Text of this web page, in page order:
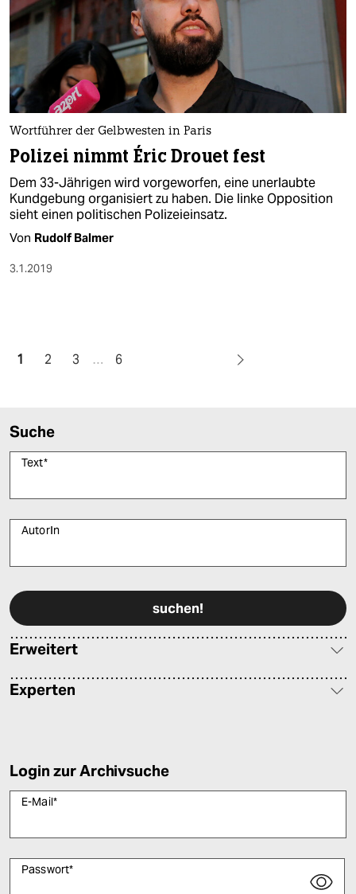
Wortführer der Gelbwesten in Paris
Polizei nimmt Éric Drouet fest
Dem 33-Jährigen wird vorgeworfen, eine unerlaubte
Kundgebung organisiert zu haben. Die linke Opposition
sieht einen politischen Polizeieinsatz.
Von Rudolf Balmer
3.1.2019
1 2 3 … 6
Suche
Text*
AutorIn
Erweitert
Experten
Login zur Archivsuche
E-Mail*
Passwort*